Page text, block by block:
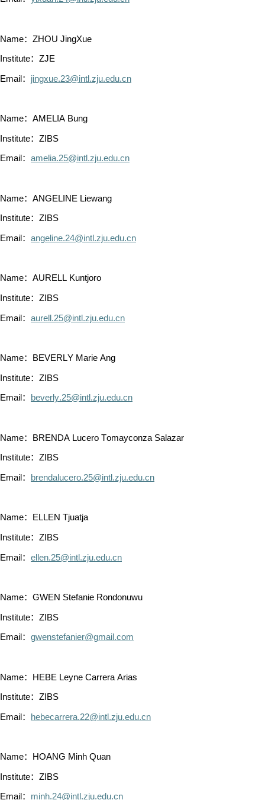
Name：ZHOU JingXue
Institute：ZJE
Email： jingxue.23@intl.zju.edu.cn
Name：AMELIA Bung
Institute：ZIBS
Email： amelia.25@intl.zju.edu.cn
Name：ANGELINE Liewang
Institute：ZIBS
Email： angeline.24@intl.zju.edu.cn
Name：AURELL Kuntjoro
Institute：ZIBS
Email： aurell.25@intl.zju.edu.cn
Name：BEVERLY Marie Ang
Institute：ZIBS
Email： beverly.25@intl.zju.edu.cn
Name：BRENDA Lucero Tomayconza Salazar
Institute：ZIBS
Email： brendalucero.25@intl.zju.edu.cn
Name：ELLEN Tjuatja
Institute：ZIBS
Email： ellen.25@intl.zju.edu.cn
Name：GWEN Stefanie Rondonuwu
Institute：ZIBS
Email： gwenstefanier@gmail.com
Name：HEBE Leyne Carrera Arias
Institute：ZIBS
Email： hebecarrera.22@intl.zju.edu.cn
Name：HOANG Minh Quan
Institute：ZIBS
Email： minh.24@intl.zju.edu.cn